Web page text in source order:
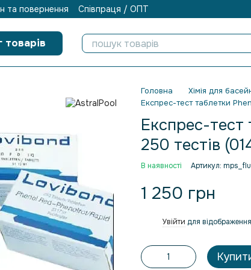
та повернення Співпраця / ОПТ
товарів
Головна Хімія для
Експрес-тест таблетки
Експрес-тест
250 тестів
В наявності Артикул:
1 250 грн
Увійти для